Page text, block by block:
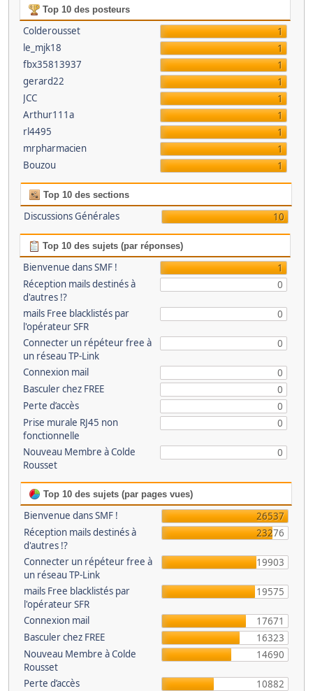
Top 10 des posteurs
Colderousset
1
le_mjk18
1
fbx35813937
1
gerard22
1
JCC
1
Arthur111a
1
rl4495
1
mrpharmacien
1
Bouzou
1
Top 10 des sections
Discussions Générales 10
Top 10 des sujets (par réponses)
Bienvenue dans SMF !
1
Réception mails destinés à
d'autres !?
0
mails Free blacklistés par
l'opérateur SFR
0
Connecter un répéteur free à
un réseau TP-Link
0
Connexion mail
0
Basculer chez FREE
0
Perte d’accès
0
Prise murale RJ45 non
fonctionnelle
0
Nouveau Membre à Colde
Rousset
0
Top 10 des sujets (par pages vues)
Bienvenue dans SMF !
26537
Réception mails destinés à
d'autres !?
23276
Connecter un répéteur free à
un réseau TP-Link
19903
mails Free blacklistés par
l'opérateur SFR
19575
Connexion mail
17671
Basculer chez FREE
16323
Nouveau Membre à Colde
Rousset
14690
Perte d’accès
10882